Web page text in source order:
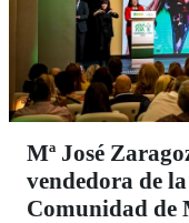
Mª José
vendedora de
Comunidad de